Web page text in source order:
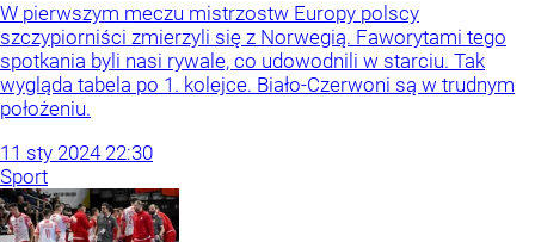
W pierwszym meczu mistrzostw Europy polscy
szczypiorniści zmierzyli się z Norwegią. Faworytami tego
spotkania byli nasi rywale, co udowodnili w starciu. Tak
wygląda tabela po 1. kolejce. Biało-Czerwoni są w trudnym
położeniu.
11 sty 2024 22:30
Sport